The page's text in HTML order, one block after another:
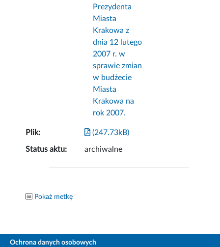
Prezydenta
Miasta
Krakowa z
dnia 12 lutego
2007 r. w
sprawie zmian
w budżecie
Miasta
Krakowa na
rok 2007.
Plik: (247.73kB)
Status aktu: archiwalne
Pokaż metkę
Ochrona danych osobowych